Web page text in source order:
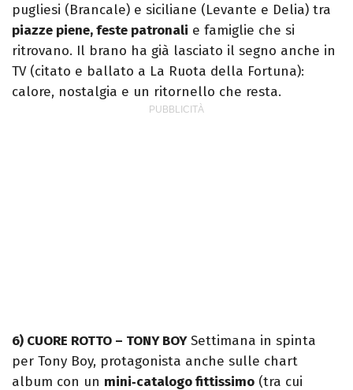
pugliesi (Brancale) e siciliane (Levante e Delia) tra
piazze piene, feste patronali e famiglie che si
ritrovano. Il brano ha già lasciato il segno anche in
TV (citato e ballato a La Ruota della Fortuna):
calore, nostalgia e un ritornello che resta.
6) CUORE ROTTO – TONY BOYSettimana in spinta
per Tony Boy, protagonista anche sulle chart
album con un mini‑catalogo fittissimo (tra cui